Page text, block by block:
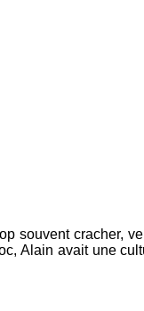
souvent cracher,
Alain avait une